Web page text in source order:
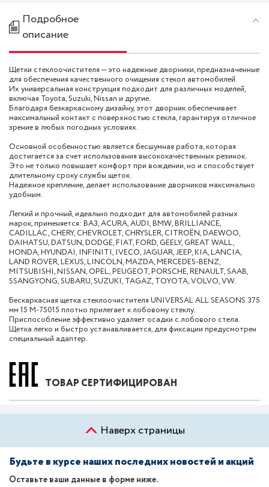
Подробное
описание
Щетки стеклоочистителя — это надежные дворники, предназначенные
для обеспечения качественного очищения стекол автомобилей.
Их универсальная конструкция подходит для различных моделей,
включая Toyota, Suzuki, Nissan и другие.
Благодаря безкаркасному дизайну, этот дворник обеспечивает
максимальный контакт с поверхностью стекла, гарантируя отличное
зрение в любых погодных условиях.
Основной особенностью является бесшумная работа, которая
достигается за счет использования высококачественных резинок.
Это не только повышает комфорт при вождении, но и способствует
длительному сроку службы щеток.
Надежное крепление, делает использование дворников максимально
удобным.
Легкий и прочный, идеально подходит для автомобилей разных
марок, применяется: ВАЗ, ACURA, AUDI, BMW, BRILLIANCE,
CADILLAC, CHERY, CHEVROLET, CHRYSLER, CITROËN, DAEWOO,
DAIHATSU, DATSUN, DODGE, FIAT, FORD, GEELY, GREAT WALL,
HONDA, HYUNDAI, INFINITI, IVECO, JAGUAR, JEEP, KIA, LANCIA,
LAND ROVER, LEXUS, LINCOLN, MAZDA, MERCEDES-BENZ,
MITSUBISHI, NISSAN, OPEL, PEUGEOT, PORSCHE, RENAULT, SAAB,
SSANGYONG, SUBARU, SUZUKI, TAGAZ, TOYOTA, VOLVO, VW.
Бескаркасная щетка стеклоочистителя UNIVERSAL ALL SEASONS 375
мм 15 M-75015 плотно прилегает к лобовому стеклу.
Приспособление эффективно удаляет осадки с лобового стела.
Щетка легко и быстро устанавливается, для фиксации предусмотрен
специальный адаптер.
ТОВАР СЕРТИФИЦИРОВАН
Наверх страницы
Будьте в курсе наших последних новостей и акций
Оставьте ваши данные в форме ниже.